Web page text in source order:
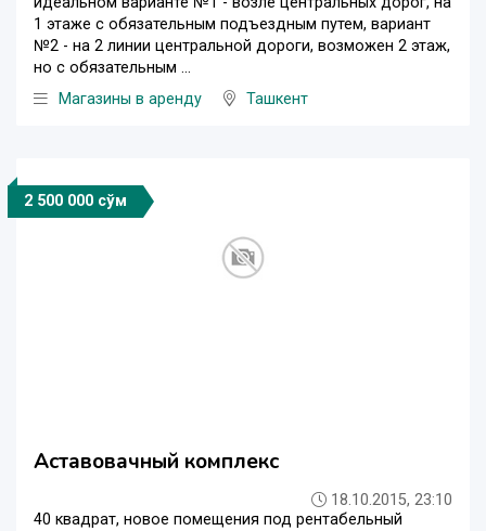
1 этаже с обязательным подъездным путем, вариант
№2 - на 2 линии центральной дороги, возможен 2 этаж,
но с обязательным ...
Магазины в аренду
Ташкент
2 500 000 сўм
Аставовачный комплекс
18.10.2015, 23:10
40 квадрат, новое помещения под рентабельный